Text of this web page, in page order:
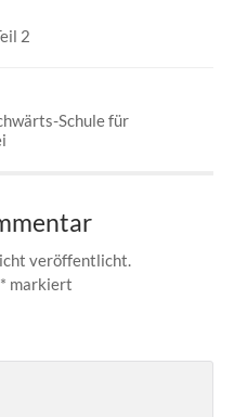
2
Schule für
veröffentlicht.
* markiert